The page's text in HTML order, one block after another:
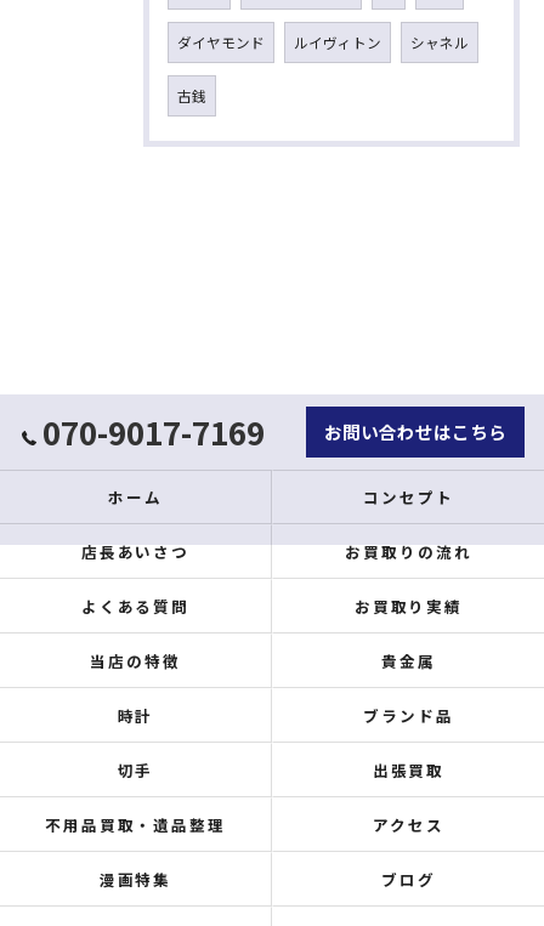
ダイヤモンド ルイヴィトン シャネル
古銭
070-9017-7169 お問い合わせはこちら
ホーム コンセプト
店長あいさつ お買取りの流れ
よくある質問 お買取り実績
当店の特徴 貴金属
時計 ブランド品
切手 出張買取
不用品買取・遺品整理 アクセス
漫画特集 ブログ